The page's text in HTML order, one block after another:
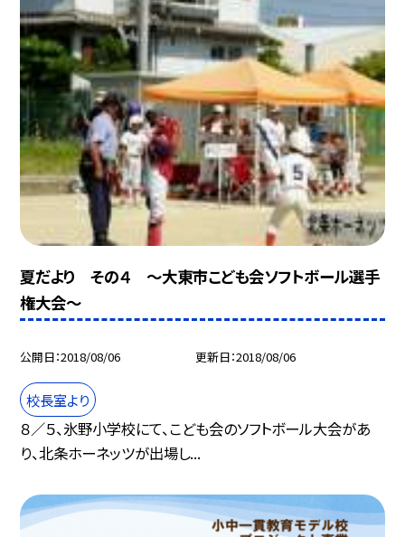
夏だより その４ 〜大東市こども会ソフトボール選手
権大会〜
公開日 2018/08/06 更新日 2018/08/06
校長室より
８／５、氷野小学校にて、こども会のソフトボール大会があ
り、北条ホーネッツが出場し...